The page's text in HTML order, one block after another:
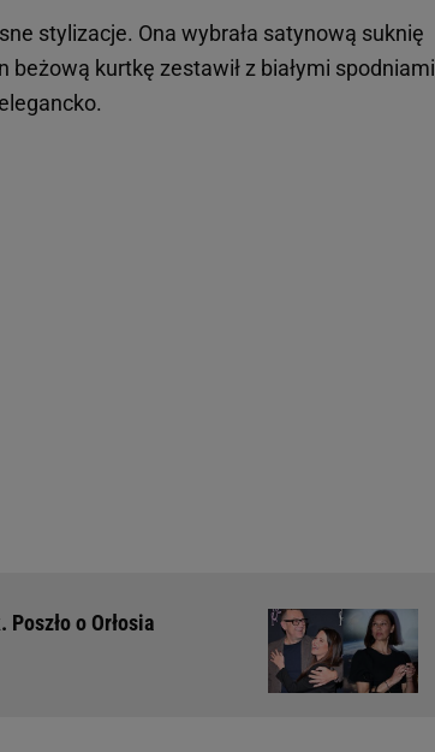
stylizacje. Ona wybrała satynową suknię
kurtkę zestawił z białymi spodniami
o Orłosia